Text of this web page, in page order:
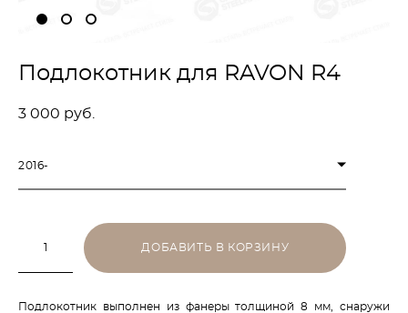
Подлокотник для RAVON R4
3 000 pуб.
2016-
ДОБАВИТЬ В КОРЗИНУ
Подлокотник выполнен из фанеры толщиной 8 мм, снаружи